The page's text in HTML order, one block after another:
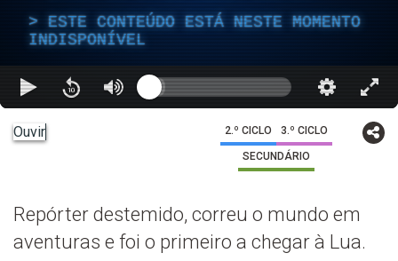
ESTE CONTEÚDO ESTÁ NESTE MOMENTO
INDISPONÍVEL
Ouvir 2.º CICLO 3.º CICLO
SECUNDÁRIO
Repórter destemido, correu o mundo em
aventuras e foi o primeiro a chegar à Lua.